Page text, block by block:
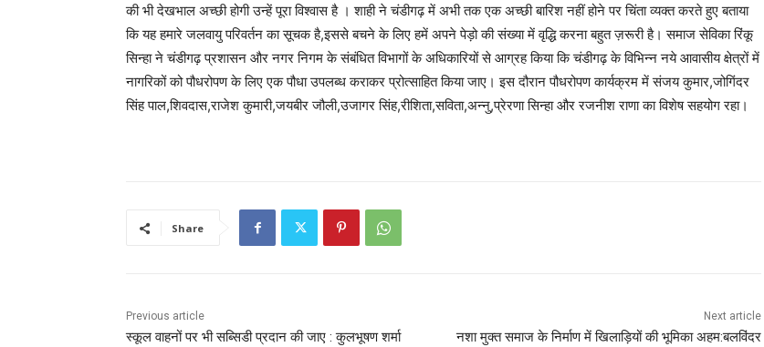
की भी देखभाल अच्छी होगी उन्हें पूरा विश्वास है । शाही ने चंडीगढ़ में अभी तक एक अच्छी बारिश नहीं होने पर चिंता व्यक्त करते हुए बताया
कि यह हमारे जलवायु परिवर्तन का सूचक है,इससे बचने के लिए हमें अपने पेड़ो की संख्या में वृद्धि करना बहुत ज़रूरी है। समाज सेविका रिंकू
सिन्हा ने चंडीगढ़ प्रशासन और नगर निगम के संबंधित विभागों के अधिकारियों से आग्रह किया कि चंडीगढ़ के विभिन्न नये आवासीय क्षेत्रों में
नागरिकों को पौधरोपण के लिए एक पौधा उपलब्ध कराकर प्रोत्साहित किया जाए। इस दौरान पौधरोपण कार्यक्रम में संजय कुमार,जोगिंदर
सिंह पाल,शिवदास,राजेश कुमारी,जयबीर जौली,उजागर सिंह,रीशिता,सविता,अन्नु,प्रेरणा सिन्हा और रजनीश राणा का विशेष सहयोग रहा।
Share
Previous article
स्कूल वाहनों पर भी सब्सिडी प्रदान की जाए : कुलभूषण शर्मा
Next article
नशा मुक्त समाज के निर्माण में खिलाड़ियों की भूमिका अहम:बलविंदर